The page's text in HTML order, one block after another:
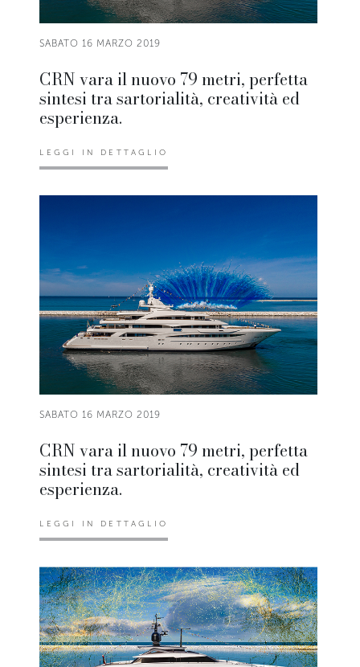
SABATO 16 MARZO 2019
CRN vara il nuovo 79 metri, perfetta
sintesi tra sartorialità, creatività ed
esperienza.
LEGGI IN DETTAGLIO
SABATO 16 MARZO 2019
CRN vara il nuovo 79 metri, perfetta
sintesi tra sartorialità, creatività ed
esperienza.
LEGGI IN DETTAGLIO